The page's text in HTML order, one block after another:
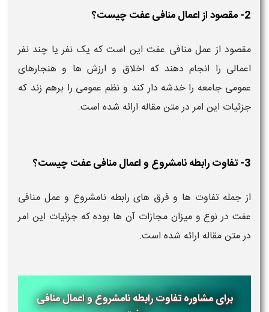
2- مقصود از اعمال منافی عفت چیست؟
مقصود از عمل منافی عفت این است که یک نفر یا چند نفر
اعمالی را انجام دهند که اخلاق و ارزش ها و هنجارهای
عمومی جامعه را خدشه دار کند و نظم عمومی را برهم زند که
جزئیات این امر در متن مقاله ارائه شده است.
3- تفاوت رابطه نامشروع و اعمال منافی عفت چیست؟
از جمله تفاوت ها و فرق های رابطه نامشروع و عمل منافی
عفت در نوع و میزان مجازات آن ها بوده که جزئیات این امر
در متن مقاله ارائه شده است.
برای مشاوره تفاوت رابطه نامشروع و اعمال منافی